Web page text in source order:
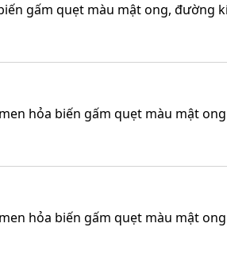
gấm quẹt màu mật ong, đường
hỏa biến gấm quẹt màu mật ong
hỏa biến gấm quẹt màu mật ong